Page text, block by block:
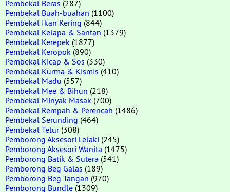
Pembekal Beras (287)
Pembekal Buah-buahan (1100)
Pembekal Ikan Kering (844)
Pembekal Kelapa & Santan (1379)
Pembekal Kerepek (1877)
Pembekal Keropok (890)
Pembekal Kicap & Sos (330)
Pembekal Kurma & Kismis (410)
Pembekal Madu (557)
Pembekal Mee & Bihun (218)
Pembekal Minyak Masak (700)
Pembekal Rempah & Perencah (1486)
Pembekal Serunding (464)
Pembekal Telur(308)
Pemborong Aksesori Lelaki (245)
Pemborong Aksesori Wanita (1475)
Pemborong Batik & Sutera (541)
Pemborong Beg Galas (189)
Pemborong Beg Tangan (970)
Pemborong Bundle (1309)